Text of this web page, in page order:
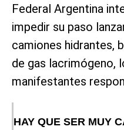
Federal Argentina
impedir su paso
camiones hidrantes,
de gas lacrimógeno,
manifestantes
HAY QUE SER MUY